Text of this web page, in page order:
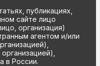
публикациях,
сайте лицо
организация)
агентом и/или
в России.